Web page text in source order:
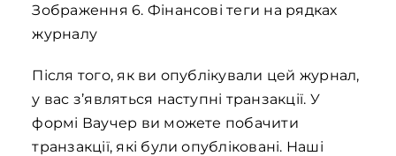
Зображення 6. Фінансові теги на рядках
журналу
Після того, як ви опублікували цей журнал,
у вас з’являться наступні транзакції. У
формі Ваучер ви можете побачити
транзакції, які були опубліковані. Наші